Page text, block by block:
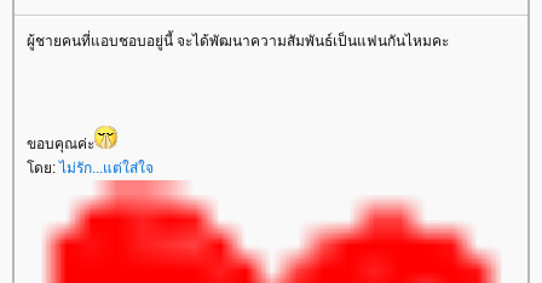
ผู้ชายคนที่แอบชอบอยู่นี้ จะได้พัฒนาความสัมพันธ์เป็นแฟนกันไหมคะ
ขอบคุณค่ะ
ดย: ไม่รัก...แต่ใส่ใจ